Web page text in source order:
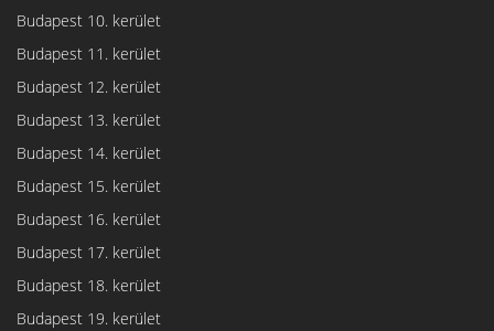
Budapest 10. kerület
Budapest 11. kerület
Budapest 12. kerület
Budapest 13. kerület
Budapest 14. kerület
Budapest 15. kerület
Budapest 16. kerület
Budapest 17. kerület
Budapest 18. kerület
Budapest 19. kerület